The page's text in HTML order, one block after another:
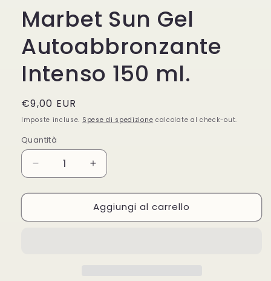
Marbet Sun Gel
Autoabbronzante
Intenso 150 ml.
Prezzo
di
€9,00 EUR
Imposte incluse. Spese di spedizione calcolate al check-out.
Quantità
Quantità
Diminuisci
quantità
per
Sun
Aumenta
quantità
per
Marbet
Sun
Aggiungi al carrello